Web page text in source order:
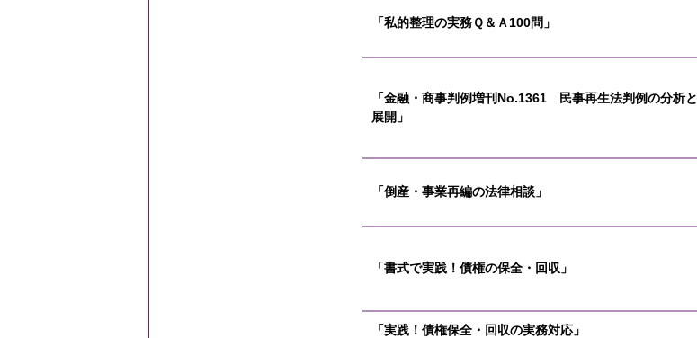
「私的整理の実務Ｑ＆Ａ100問」
「金融・商事判例増刊No.1361 民事再生法判例の分析と
展開」
「倒産・事業再編の法律相談」
「書式で実践！債権の保全・回収」
「実践！債権保全・回収の実務対応」